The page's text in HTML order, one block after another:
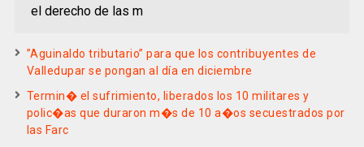
el derecho de las m
”Aguinaldo tributario” para que los contribuyentes de
Valledupar se pongan al día en diciembre
Termin� el sufrimiento, liberados los 10 militares y
polic�as que duraron m�s de 10 a�os secuestrados por
las Farc